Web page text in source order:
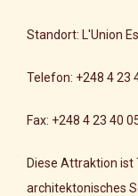
Standort: L'Union
Telefon: +248 4 23
Fax: +248 4 23 40
Diese Attraktion ist
architektonisches